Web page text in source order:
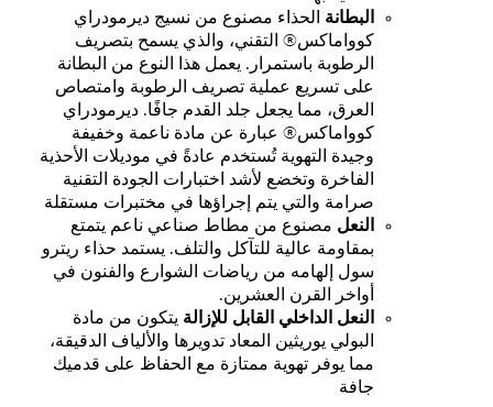
البطانة الحذاء مصنوع من نسيج ديرمودراي
كوواماكس® التقني، والذي يسمح بتصريف
الرطوبة باستمرار. يعمل هذا النوع من البطانة
على تسريع عملية تصريف الرطوبة وامتصاص
العرق، مما يجعل جلد القدم جافًا. ديرمودراي
كوواماكس® عبارة عن مادة ناعمة وخفيفة
وجيدة التهوية تُستخدم عادةً في موديلات الأحذية
الفاخرة وتخضع لأشد اختبارات الجودة التقنية
صرامة والتي يتم إجراؤها في مختبرات مستقلة
النعل مصنوع من مطاط صناعي ناعم يتمتع
بمقاومة عالية للتآكل والتلف. يستمد حذاء ريترو
سول إلهامه من رياضات الشوارع والفنون في
أواخر القرن العشرين.
النعل الداخلي القابل للإزالة يتكون من مادة
البولي يوريثين المعاد تدويرها والألياف الدقيقة،
مما يوفر تهوية ممتازة مع الحفاظ على قدميك
جافة